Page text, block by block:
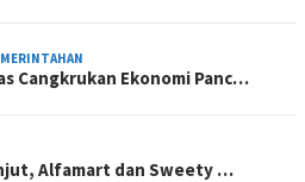
Cangkrukan Ekonomi Panc…
Alfamart dan Sweety …